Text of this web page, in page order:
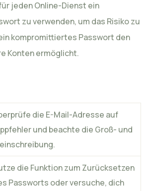
jeden Online-Dienst ein
zu verwenden, um das Risiko zu
kompromittiertes Passwort den
Konten ermöglicht.
die E-Mail-Adresse auf
und beachte die Groß- und
die Funktion zum Zurücksetzen
Passworts oder versuche, dich